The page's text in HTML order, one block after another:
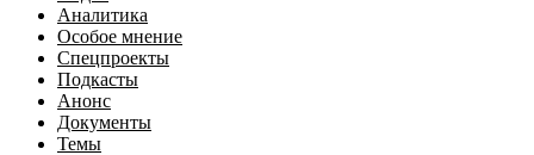
Аналитика
Особое мнение
Спецпроекты
Подкасты
Анонс
Документы
Темы